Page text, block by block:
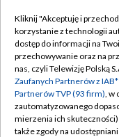
Abonament TVP
Emisja w TVP
Kliknij "Akceptuję i
korzystanie z technologii
dostęp do informacji na
przechowywanie oraz na
nas, czyli Telewizję Polską
Zaufanych Partnerów z
Partnerów TVP (93 firm), w
zautomatyzowanego
mierzenia ich
także zgody na